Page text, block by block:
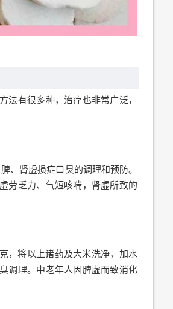
有很多种，治疗也非常广泛，
、肾虚损症口臭的调理和预防。
劳乏力、气短咳喘，肾虚所致的
，将以上诸药及大米洗净，加水
调理。中老年人因脾虚而致消化